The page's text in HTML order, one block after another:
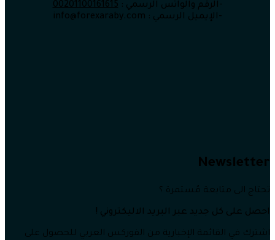
-الرقم والواتس الرسمي : 00201100161615
-الإيميل الرسمي : info@forexaraby.com
Newsletter
تحتاج الى متابعة مُستمرة ؟
احصل على كل جديد عبر البريد الاليكتروني !
اشترك في القائمة الإخبارية من الفوركس العربي للحصول على